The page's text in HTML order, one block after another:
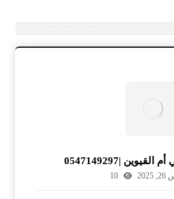
|0547149297
10